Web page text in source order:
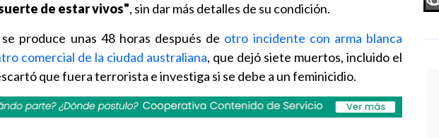
de estar vivos", sin dar más detalles de su condición.
produce unas 48 horas después de otro incidente con arma blanca
comercial de la ciudad australiana, que dejó siete muertos, incluido el
que fuera terrorista e investiga si se debe a un feminicidio.